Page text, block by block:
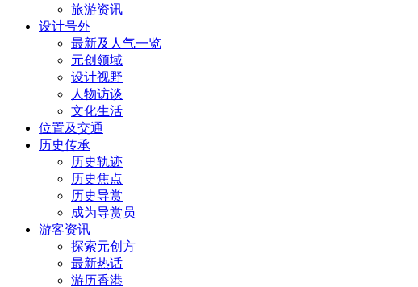
旅游资讯
设计号外
最新及人气一览
元创领域
设计视野
人物访谈
文化生活
位置及交通
历史传承
历史轨迹
历史焦点
历史导赏
成为导赏员
游客资讯
探索元创方
最新热话
游历香港